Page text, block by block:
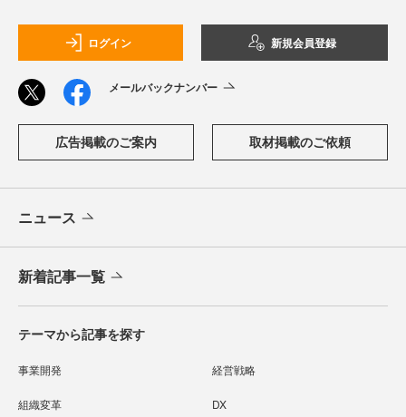
ログイン 新規会員登録
メールバックナンバー
広告掲載のご案内 取材掲載のご依頼
ニュース
新着記事一覧
テーマから記事を探す
事業開発 経営戦略
組織変革 DX